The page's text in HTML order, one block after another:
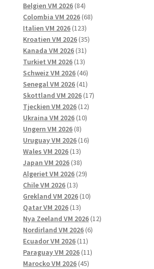
Belgien VM 2026 8484
produkter
Colombia VM 2026 6868
Italien VM 2026 123123
produkter
Kroatien VM 2026 3535
Kanada VM 2026 3131
produkter
Turkiet VM 2026 1313
produkter
Schweiz VM 2026 4646
produkter
Senegal VM 2026 4141
produkter
Skottland VM 2026 1717
Tjeckien VM 2026 1212
Ukraina VM 2026 1010
Ungern VM 2026 88
produkter
Uruguay VM 2026 1616
Wales VM 2026 1313
produkter
Japan VM 2026 3838
produkter
Algeriet VM 2026 2929
Chile VM 2026 1313
produkter
Grekland VM 2026 1010
Qatar VM 2026 1313
produkter
Nya Zeeland VM 2026 1212
Nordirland VM 2026 66
Ecuador VM 2026 1111
produkter
Paraguay VM 2026 1111
Marocko VM 2026 4545